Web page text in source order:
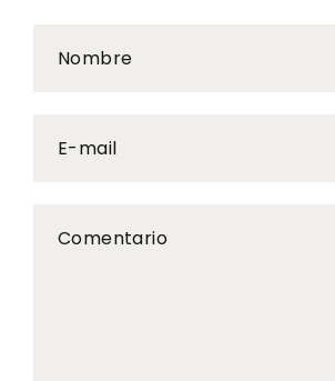
Nombre
E-mail
Comentario